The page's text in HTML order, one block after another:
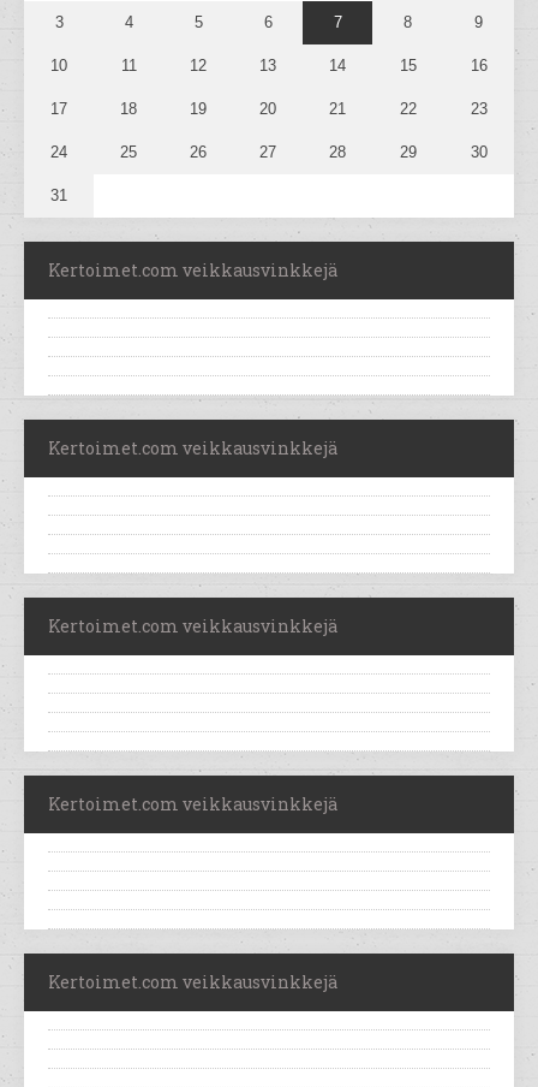
3 4 5 6 7 8 9
10 11 12 13 14 15 16
17 18 19 20 21 22 23
24 25 26 27 28 29 30
31
Kertoimet.com veikkausvinkkejä
Kertoimet.com veikkausvinkkejä
Kertoimet.com veikkausvinkkejä
Kertoimet.com veikkausvinkkejä
Kertoimet.com veikkausvinkkejä